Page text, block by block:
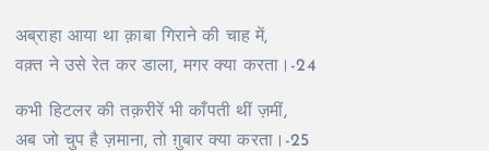
अब्राहा आया था क़ाबा गिराने की चाह में,
वक़्त ने उसे रेत कर डाला, मगर क्या करता।-24
कभी हिटलर की तक़रीरें भी काँपती थीं ज़मीं,
अब जो चुप है ज़माना, तो ग़ुबार क्या करता।-25